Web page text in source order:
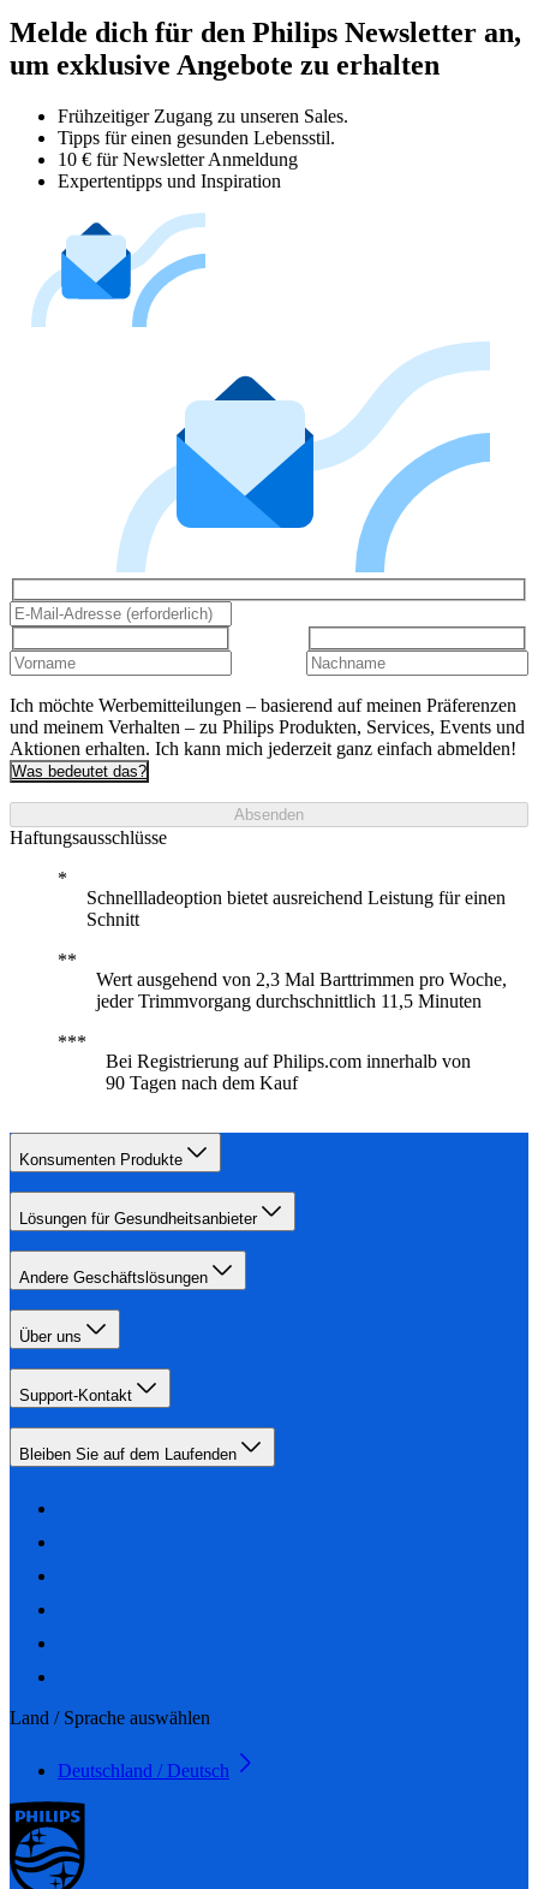
Melde dich für den Philips Newsletter an,
um exklusive Angebote zu erhalten
Frühzeitiger Zugang zu unseren Sales.
Tipps für einen gesunden Lebensstil.
10 € für Newsletter Anmeldung
Expertentipps und Inspiration
Ich möchte Werbemitteilungen – basierend auf meinen Präferenzen
und meinem Verhalten – zu Philips Produkten, Services, Events und
Aktionen erhalten. Ich kann mich jederzeit ganz einfach abmelden!
Was bedeutet das?
Absenden
Haftungsausschlüsse
Schnellladeoption bietet ausreichend Leistung für einen
Schnitt
Wert ausgehend von 2,3 Mal Barttrimmen pro Woche,
jeder Trimmvorgang durchschnittlich 11,5 Minuten
Bei Registrierung auf Philips.com innerhalb von
90 Tagen nach dem Kauf
Konsumenten Produkte
Lösungen für Gesundheitsanbieter
Andere Geschäftslösungen
Über uns
Support-Kontakt
Bleiben Sie auf dem Laufenden
Land / Sprache auswählen
Deutschland / Deutsch